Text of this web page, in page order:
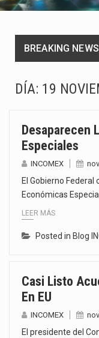
BREAKING NEWS
DÍA: 19
Desaparecen
Especiales
INCOMEX
El Gobierno
Económicas
LEER MÁS
Posted in Blog
Casi Listo
En EU
INCOMEX
El presidente del